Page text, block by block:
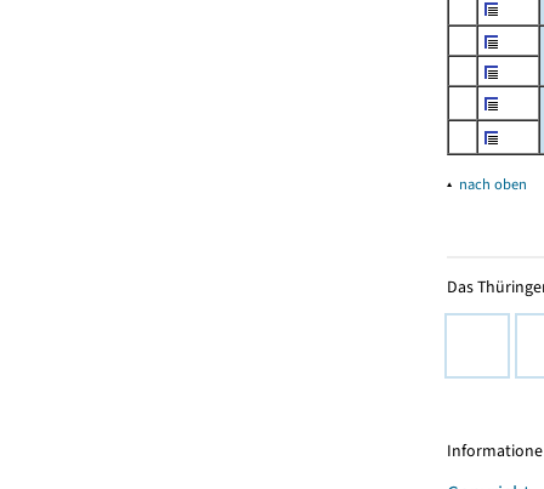
▴ nach oben
Das